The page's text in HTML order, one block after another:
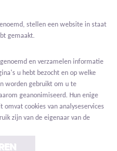
stellen een website in staat
gemaakt.
en verzamelen informatie
u hebt bezocht en op welke
worden gebruikt om u te
geanonimiseerd. Hun enige
cookies van analyseservices
zijn van de eigenaar van de